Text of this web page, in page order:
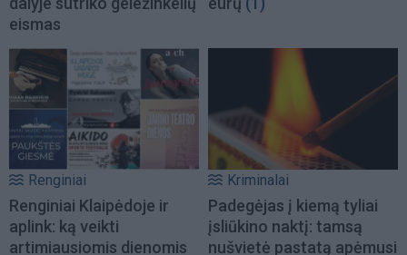
eismas
Renginiai
Renginiai Klaipėdoje ir
aplink: ką veikti
artimiausiomis dienomis
Kriminalai
Padegėjas į kiemą tyliai
įsliūkino naktį: tamsą
nušvietė pastatą apėmusi